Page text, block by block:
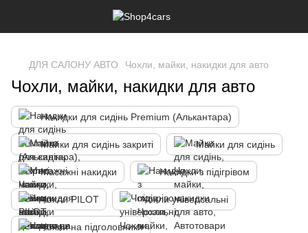
ДЛЯ САЛОНУ АВТО Чохли, майки, накидки для авто
Чохли, майки, накидки для авто
Накидки для сидінь Premium (Алькантара)
Майки для сидінь закриті Майки для сидінь
Масажні накидки Накидки з підігрівом
Чохли PILOT Чохли універсальні
Чохли на підголовники